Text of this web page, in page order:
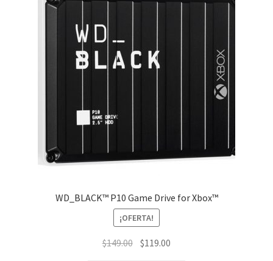
WD_BLACK™ P10 Game Drive for Xbox™
¡OFERTA!
$149.00 El$119.00